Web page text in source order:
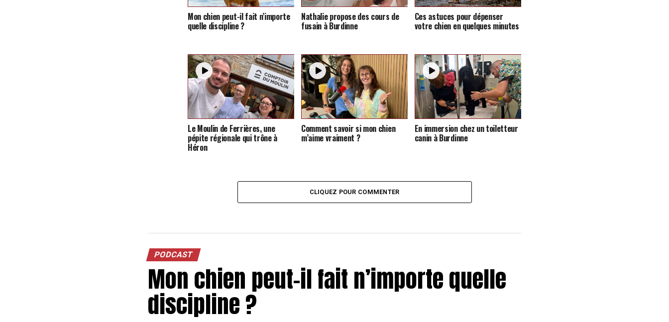
Mon chien peut-il fait n’importe
quelle discipline ?
Nathalie propose des cours de
fusain à Burdinne
Ces astuces pour dépenser
votre chien en quelques minutes
Le Moulin de Ferrières, une
pépite régionale qui trône à
Héron
Comment savoir si mon chien
m’aime vraiment ?
En immersion chez un toiletteur
canin à Burdinne
CLIQUEZ POUR COMMENTER
PODCAST
Mon chien peut-il fait n’importe quelle
discipline ?